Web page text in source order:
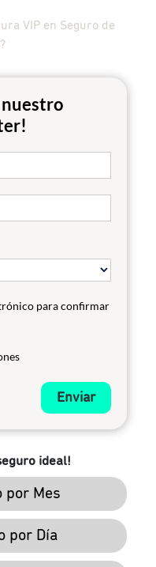
VIP en Seguro de
nuestro
para confirmar
Enviar
ideal!
por Mes
por Día